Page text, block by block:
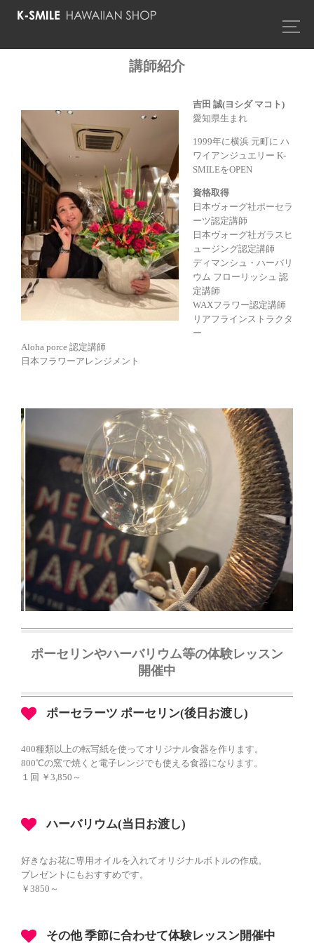
講師紹介
吉田 誠(ヨシダ マコト)
愛知県生まれ
1999年に横浜 元町に ハ
ワイアンジュエリー K-
SMILEをOPEN
資格取得
日本ヴォーグ社ポーセラ
ーツ認定講師
日本ヴォーグ社ガラスヒ
ュージング認定講師
ディマンシュ・ハーバリ
ウム フローリッシュ 認
定講師
WAXフラワー認定講師
リアフラインストラクタ
ー
Aloha porce 認定講師
日本フラワーアレンジメント
ポーセリンやハーバリウム等の体験レッスン
開催中
ポーセラーツ ポーセリン(後日お渡し)
400種類以上の転写紙を使ってオリジナル食器を作ります。
800℃の窯で焼くと電子レンジでも使える食器になります。
１回 ￥3,850～
ハーバリウム(当日お渡し)
好きなお花に専用オイルを入れてオリジナルボトルの作成。
プレゼントにもおすすめです。
￥3850～
その他 季節に合わせて体験レッスン開催中